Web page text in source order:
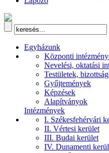
Egyházunk
Központi
Nevelési, oktatási
Testületek,
Gyűjtemények
Képzések
Alapítványok
Intézmények
I. Székesfehérvári
II. Vértesi kerület
III. Budai kerület
IV. Dunamenti